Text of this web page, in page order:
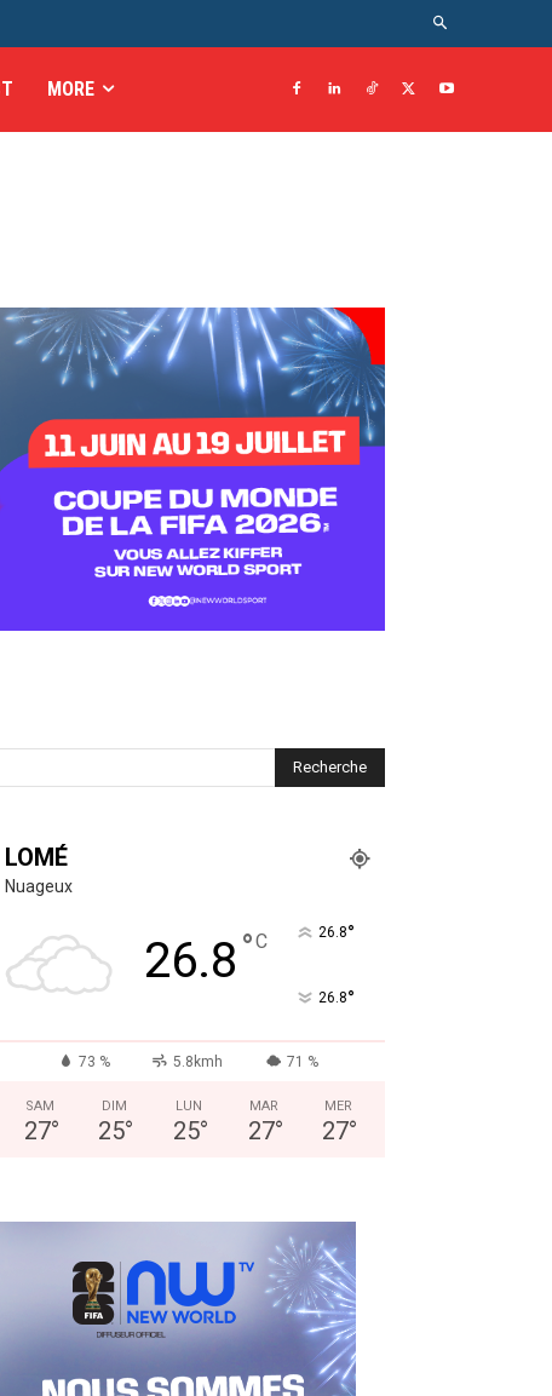
MORE
LOMÉ
Nuageux
26.8 °C 26.8°
26.8°
73 % 5.8kmh 71 %
SAM
27°
DIM
25°
LUN
25°
MAR
27°
MER
27°